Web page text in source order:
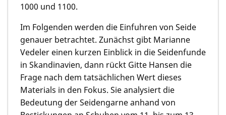
1000 und 1100.
Im Folgenden werden die Einfuhren von Seide
genauer betrachtet. Zunächst gibt Marianne
Vedeler einen kurzen Einblick in die Seidenfunde
in Skandinavien, dann rückt Gitte Hansen die
Frage nach dem tatsächlichen Wert dieses
Materials in den Fokus. Sie analysiert die
Bedeutung der Seidengarne anhand von